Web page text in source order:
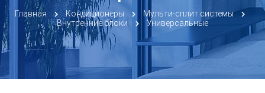
Главная Кондиционеры
Мульти-сплит системы
Внутренние блоки
Универсальные